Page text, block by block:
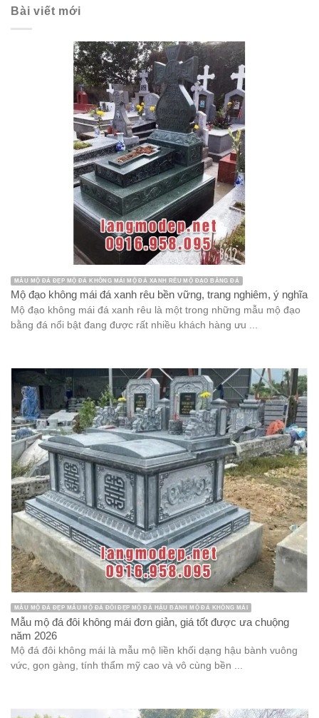
Bài viết mới
MẪU MỘ ĐÁ ĐẸP MỘ ĐÁ KHÔNG MÁI MỘ ĐÁ XANH RÊU MỘ ĐẠO BẰNG ĐÁ
Mộ đạo không mái đá xanh rêu bền vững, trang nghiêm, ý nghĩa
Mộ đạo không mái đá xanh rêu là một trong những mẫu mộ đạo
bằng đá nổi bật đang được rất nhiều khách hàng ưu ...
MẪU MỘ ĐÁ ĐẸP MẪU MỘ ĐÁ ĐÔI ĐẸP MỘ ĐÁ HẬU BÀNH MỘ ĐÁ KHÔNG MÁI
Mẫu mộ đá đôi không mái đơn giản, giá tốt được ưa chuộng
năm 2026
Mộ đá đôi không mái là mẫu mộ liền khối dạng hậu bành vuông
vức, gọn gàng, tính thẩm mỹ cao và vô cùng bền ...